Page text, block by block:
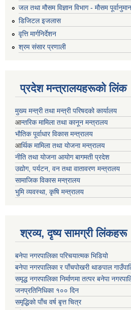
जल तथा मौसम विज्ञान विभाग - मौसम
डिजिटल इजलास
वृत्ति मार्गनिर्देशन
श्रम संसार प्रणाली
प्रदेश मन्त्रालयहरूको लिंक
मुख्य मन्त्री तथा मन्त्री परिषदको कार्यालय
आन्तरिक मामिला तथा कानून मन्त्रालय
भाैतिक पूर्वाधार विकास मन्त्रालय
आर्थिक मामिला तथा योजना मन्त्रालय
नीति तथा योजना आयोग बागमती प्रदेश
उद्योग, पर्यटन, वन तथा वातावरण मन्त्रालय
सामाजिक विकास मन्त्रालय
भुमि व्यवस्था, कृषि मन्त्रालय
श्रव्य, दृष्य सामग्री लिंकहरू
बनेपा नगरपालिका परिचयात्मक भिडियो
बनेपा नगरपालिका र पाँचपोखरी थाङपाल
समृद्ध नगरपालिका निर्माणमा तत्पर बनेपा
जनप्रतिनिधिका १०० दिन
समृद्धिको पाँच वर्ष बृत्त चित्र